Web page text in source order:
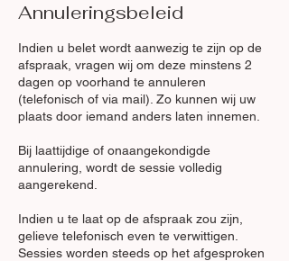
Annuleringsbeleid
Indien u belet wordt aanwezig te zijn op de
afspraak, vragen wij om deze minstens 2
dagen op voorhand te annuleren
(telefonisch of via mail). Zo kunnen wij uw
plaats door iemand anders laten innemen.
Bij laattijdige of onaangekondigde
annulering, wordt de sessie volledig
aangerekend.
​Indien u te laat op de afspraak zou zijn,
gelieve telefonisch even te verwittigen.
Sessies worden steeds op het afgesproken